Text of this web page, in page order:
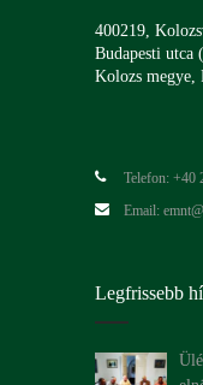
400219,
Budapesti utca
Kolozs megye,
Telefon: +40
Email:
Legfrissebb